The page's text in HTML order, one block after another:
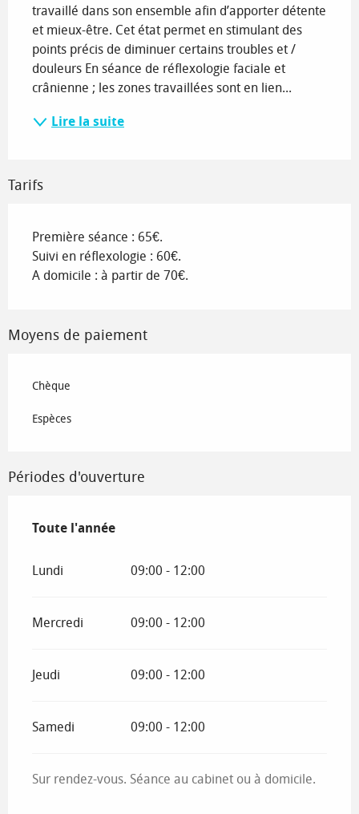
travaillé dans son ensemble afin d’apporter détente
et mieux-être. Cet état permet en stimulant des
points précis de diminuer certains troubles et /
douleurs En séance de réflexologie faciale et
crânienne ; les zones travaillées sont en lien...
Lire la suite
Tarifs
Première séance : 65€.
Suivi en réflexologie : 60€.
A domicile : à partir de 70€.
Moyens de paiement
Chèque
Espèces
Périodes d'ouverture
Toute l'année
Toute l'année
Lundi 09:00 - 12:00
Mercredi 09:00 - 12:00
Jeudi 09:00 - 12:00
Samedi 09:00 - 12:00
Sur rendez-vous. Séance au cabinet ou à domicile.